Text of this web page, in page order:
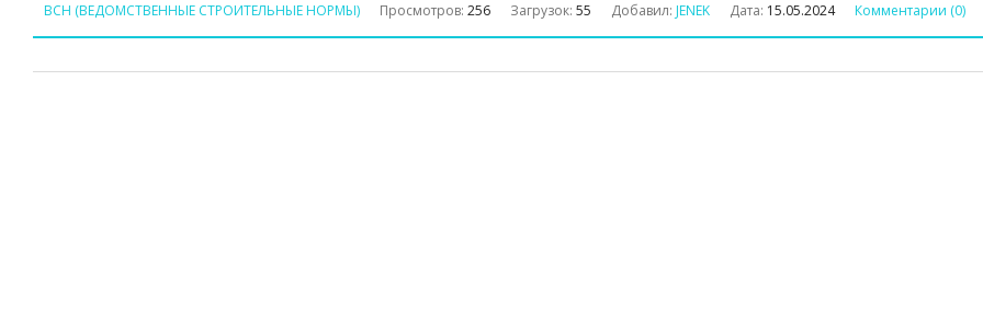
ВСН (ВЕДОМСТВЕННЫЕ СТРОИТЕЛЬНЫЕ НОРМЫ) Просмотров: 256 Загрузок: 55 Добавил: JENEK Дата: 15.05.2024 Комментарии (0)